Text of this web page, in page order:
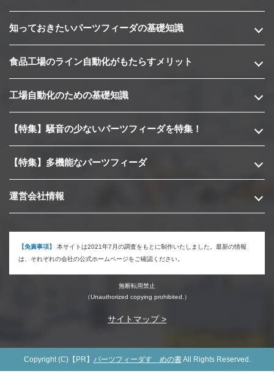
知っておきたいパーツフィーダの基礎知識
食品工場のライン自動化がもたらすメリット
工場自動化のための基礎知識
【特集】騒音の少ないパーツフィーダを特集！
【特集】多機能なパーツフィーダ
運営会社情報
【免責事項】
本サイトは2021年7月の調査をもとに制作いたしました。最新の情報
は、それぞれの会社の公式ホームページをご確認ください。
無断転用禁止
（Unauthorized copying prohibited.）
サイトマップ >
Copyright (C)【PR】 パーツフィーダすゝめの書All Rights Reserved.